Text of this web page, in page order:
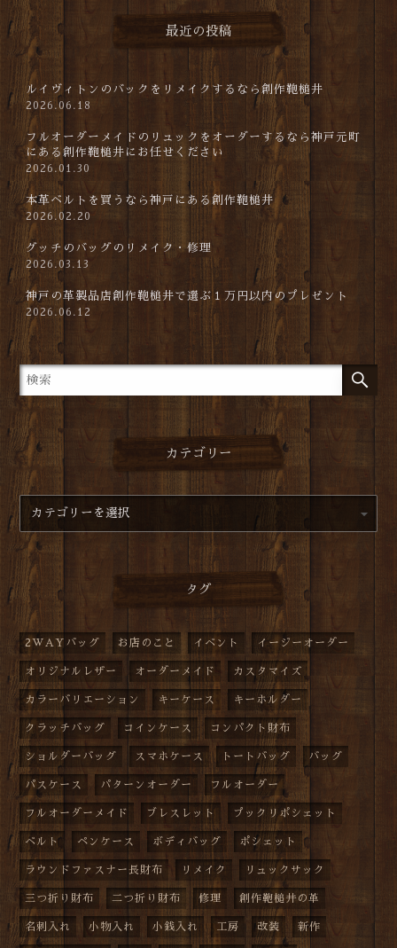
最近の投稿
ルイヴィトンのバックをリメイクするなら創作鞄槌井
2026.06.18
フルオーダーメイドのリュックをオーダーするなら神戸元町
にある創作鞄槌井にお任せください
2026.01.30
本革ベルトを買うなら神戸にある創作鞄槌井
2026.02.20
グッチのバッグのリメイク・修理
2026.03.13
神戸の革製品店創作鞄槌井で選ぶ１万円以内のプレゼント
2026.06.12
カテゴリー
タグ
2WAYバッグ お店のこと イベント イージーオーダー
オリジナルレザー オーダーメイド カスタマイズ
カラーバリエーション キーケース キーホルダー
クラッチバッグ コインケース コンパクト財布
ショルダーバッグ スマホケース トートバッグ バッグ
パスケース パターンオーダー フルオーダー
フルオーダーメイド ブレスレット プックリポシェット
ベルト ペンケース ボディバッグ ポシェット
ラウンドファスナー長財布 リメイク リュックサック
三つ折り財布 二つ折り財布 修理 創作鞄槌井の革
名刺入れ 小物入れ 小銭入れ 工房 改装 新作